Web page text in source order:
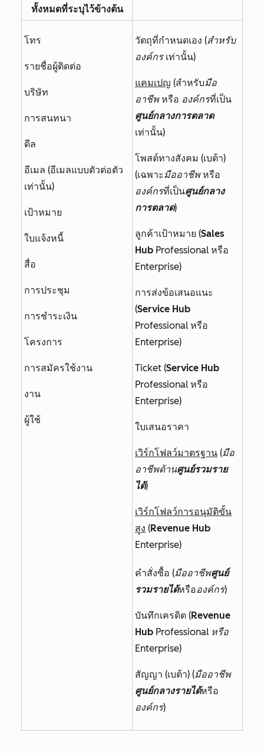
ทั้งหมดที่ระบุไว้ข้างต้น
โทร
รายชื่อผู้ติดต่อ
บริษัท
การสนทนา
ดีล
อีเมล (อีเมลแบบตัวต่อตัว
เท่านั้น)
เป้าหมาย
ใบแจ้งหนี้
สื่อ
การประชุม
การชำระเงิน
โครงการ
การสมัครใช้งาน
งาน
ผู้ใช้
วัตถุที่กำหนดเอง (สำหรับ
องค์กรเท่านั้น)
แคมเปญ (สำหรับมือ
อาชีพหรือ องค์กรที่เป็น
ศูนย์กลางการตลาด
เท่านั้น)
โพสต์ทางสังคม (เบต้า)
(เฉพาะมืออาชีพหรือ
องค์กรที่เป็นศูนย์กลาง
การตลาด)
ลูกค้าเป้าหมาย (Sales
Hub Professional หรือ
Enterprise)
การส่งข้อเสนอแนะ
(Service Hub
Professional หรือ
Enterprise)
Ticket (Service Hub
Professional หรือ
Enterprise)
ใบเสนอราคา
เวิร์กโฟลว์มาตรฐาน (มือ
อาชีพด้านศูนย์รวมราย
ได้)
เวิร์กโฟลว์การอนุมัติขั้น
สูง (Revenue Hub
Enterprise)
คำสั่งซื้อ (มืออาชีพศูนย์
รวมรายได้หรือองค์กร)
บันทึกเครดิต (Revenue
Hub Professional หรือ
Enterprise)
สัญญา (เบต้า) (มืออาชีพ
ศูนย์กลางรายได้หรือ
องค์กร)